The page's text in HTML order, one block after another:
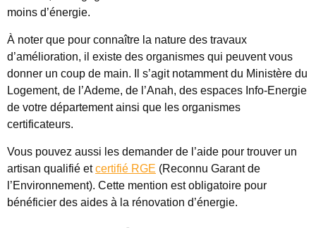
moins d’énergie.
À noter que pour connaître la nature des travaux
d’amélioration, il existe des organismes qui peuvent vous
donner un coup de main. Il s’agit notamment du Ministère du
Logement, de l’Ademe, de l’Anah, des espaces Info-Energie
de votre département ainsi que les organismes
certificateurs.
Vous pouvez aussi les demander de l’aide pour trouver un
artisan qualifié etcertifié RGE (Reconnu Garant de
l’Environnement). Cette mention est obligatoire pour
bénéficier des aides à la rénovation d’énergie.